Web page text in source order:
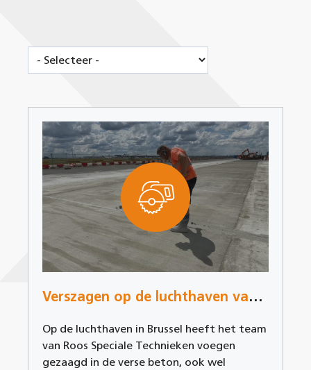
Verszagen op de luchthaven van Brussel
Op de luchthaven in Brussel heeft het team
van Roos Speciale Technieken voegen
gezaagd in de verse beton, ook wel